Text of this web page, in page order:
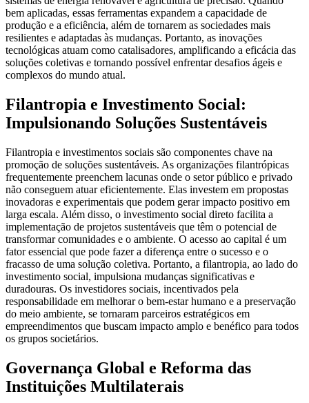
bem aplicadas, essas ferramentas expandem a capacidade de
produção e a eficiência, além de tornarem as sociedades mais
resilientes e adaptadas às mudanças. Portanto, as inovações
tecnológicas atuam como catalisadores, amplificando a eficácia das
soluções coletivas e tornando possível enfrentar desafios ágeis e
complexos do mundo atual.
Filantropia e Investimento Social:
Impulsionando Soluções Sustentáveis
Filantropia e investimentos sociais são componentes chave na
promoção de soluções sustentáveis. As organizações filantrópicas
frequentemente preenchem lacunas onde o setor público e privado
não conseguem atuar eficientemente. Elas investem em propostas
inovadoras e experimentais que podem gerar impacto positivo em
larga escala. Além disso, o investimento social direto facilita a
implementação de projetos sustentáveis que têm o potencial de
transformar comunidades e o ambiente. O acesso ao capital é um
fator essencial que pode fazer a diferença entre o sucesso e o
fracasso de uma solução coletiva. Portanto, a filantropia, ao lado do
investimento social, impulsiona mudanças significativas e
duradouras. Os investidores sociais, incentivados pela
responsabilidade em melhorar o bem-estar humano e a preservação
do meio ambiente, se tornaram parceiros estratégicos em
empreendimentos que buscam impacto amplo e benéfico para todos
os grupos societários.
Governança Global e Reforma das
Instituições Multilaterais